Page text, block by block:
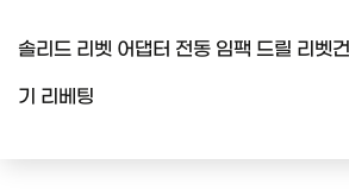
솔리드 리벳 어댑터 전동 임팩 드릴 리벳
기 리베팅